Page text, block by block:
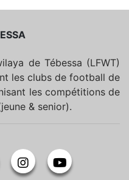
de Tébessa (LFWT)
les clubs de football de
les compétitions de
& senior).